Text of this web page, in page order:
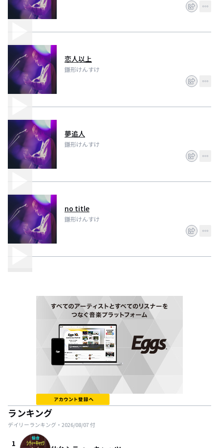
恋人以上
鎌形けんすけ
夢追人
鎌形けんすけ
no title
鎌形けんすけ
ランキング
デイリーランキング・ 2026/08/07付
1